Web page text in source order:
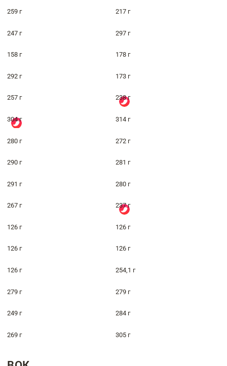
259 г 217 г
247 г 297 г
158 г 178 г
292 г 173 г
257 г 238 г
304 г 314 г
280 г 272 г
290 г 281 г
291 г 280 г
267 г 237 г
126 г 126 г
126 г 126 г
126 г 254,1 г
279 г 279 г
249 г 284 г
269 г 305 г